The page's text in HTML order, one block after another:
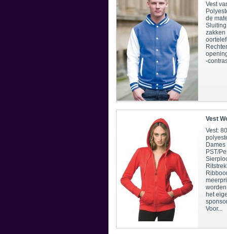
Vest
de
zakken
-
Vest
Vest:
PST/
het
Voor...